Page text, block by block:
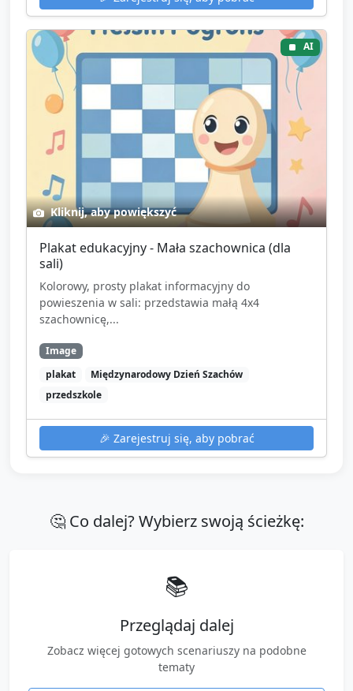
AI
Kliknij, aby powiększyć
Plakat edukacyjny - Mała szachownica (dla
sali)
Kolorowy, prosty plakat informacyjny do
powieszenia w sali: przedstawia małą 4x4
szachownicę,...
Image
plakat
Międzynarodowy Dzień Szachów
przedszkole
🎉 Zarejestruj się, aby pobrać
🤔 Co dalej? Wybierz swoją ścieżkę:
📚
Przeglądaj dalej
Zobacz więcej gotowych scenariuszy na podobne
tematy